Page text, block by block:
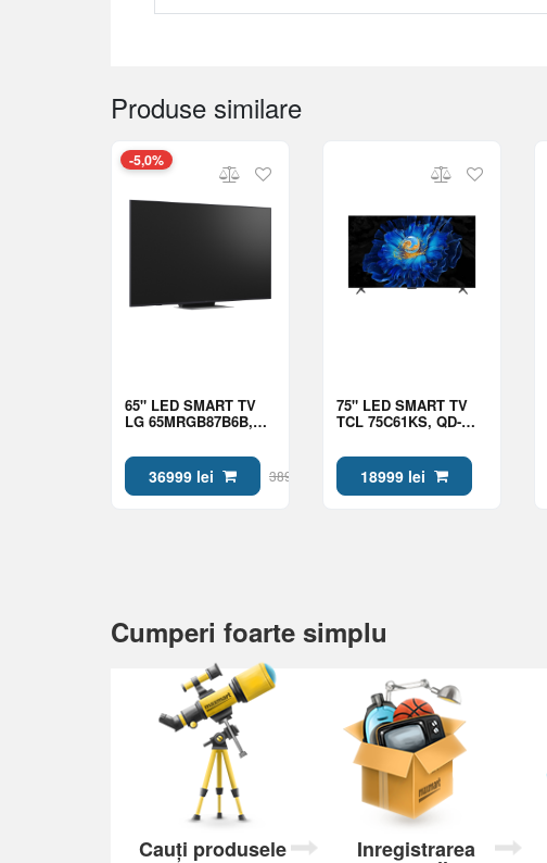
Produse similare
-5,0%
65" LED SMART TV
LG 65MRGB87B6B,
webOS, Black
36999 lei 38999 lei
75" LED SMART TV
TCL 75C61KS, QD-
Google TV, Black
18999 lei
Cumperi foarte simplu
Cauți produsele Inregistrarea